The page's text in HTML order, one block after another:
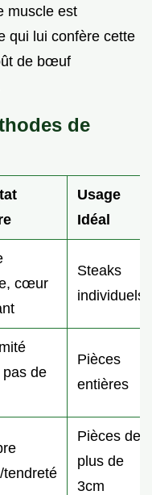
muscle est
qui lui confère cette
de bœuf
de
Usage
Idéal
cœur
Steaks
individuels
de
Pièces
entières
tendreté
Pièces de
plus de
3cm